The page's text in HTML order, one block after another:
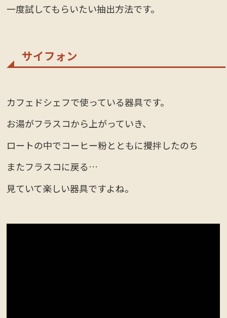
一度試してもらいたい抽出方法です。
サイフォン
カフェドシェフで使っている器具です。
お湯がフラスコから上がっていき、
ロートの中でコーヒー粉とともに攪拌したのち
またフラスコに戻る…
見ていて楽しい器具ですよね。